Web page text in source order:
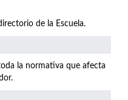
de la Escuela.
la normativa que afecta